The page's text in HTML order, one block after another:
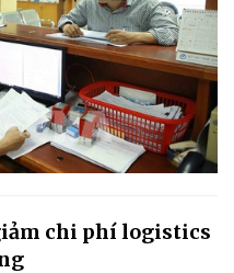
chi phí logistics